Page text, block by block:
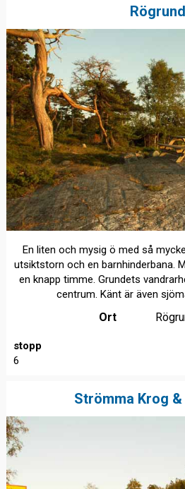
Rögrund
En liten och mysig ö med så
utsiktstorn och en barnhinderbana.
en knapp timme. Grundets
centrum. Känt är även
Ort
stopp
6
Strömma Krog &